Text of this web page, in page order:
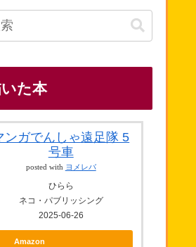
た本
ンガでんしゃ遠足隊 5
号車
posted with ヨメレバ
ひらら
ネコ・パブリッシング
2025-06-26
Amazon